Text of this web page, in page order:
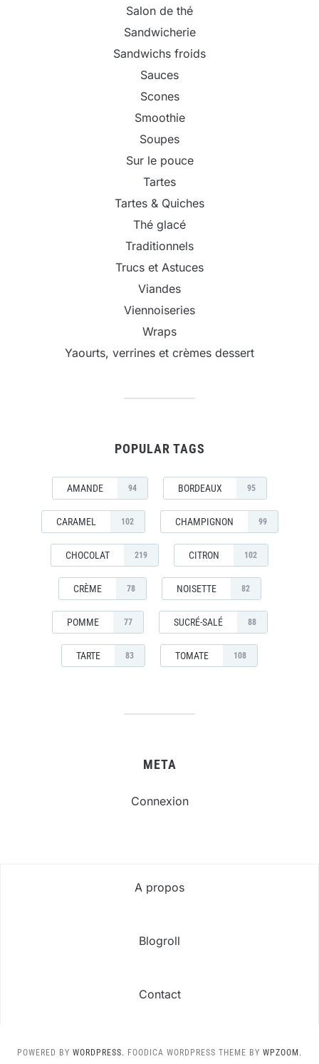
Salon de thé
Sandwicherie
Sandwichs froids
Sauces
Scones
Smoothie
Soupes
Sur le pouce
Tartes
Tartes & Quiches
Thé glacé
Traditionnels
Trucs et Astuces
Viandes
Viennoiseries
Wraps
Yaourts, verrines et crèmes dessert
POPULAR TAGS
AMANDE 94 BORDEAUX 95
CARAMEL 102 CHAMPIGNON 99
CHOCOLAT 219 CITRON 102
CRÈME 78 NOISETTE 82
POMME 77 SUCRÉ-SALÉ 88
TARTE 83 TOMATE 108
META
Connexion
A propos
Blogroll
Contact
POWERED BY WORDPRESS. FOODICA WORDPRESS THEME BY WPZOOM.